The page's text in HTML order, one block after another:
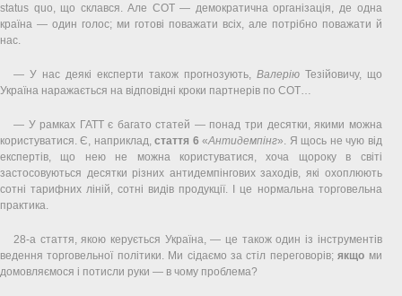
status quo, що склався. Але СОТ — демократична організація, де одна
країна — один голос; ми готові поважати всіх, але потрібно поважати й
нас.
— У нас деякі експерти також прогнозують, ВалеріюТезійовичу, що
Україна наражається на відповідні кроки партнерів по СОТ…
— У рамках ГАТТ є багато статей — понад три десятки, якими можна
користуватися. Є, наприклад,стаття 6 «Антидемпінг». Я щось не чую від
експертів, що нею не можна користуватися, хоча щороку в світі
застосовуються десятки різних антидемпінгових заходів, які охоплюють
сотні тарифних ліній, сотні видів продукції. І це нормальна торговельна
практика.
28-а стаття, якою керується Україна, — це також один із інструментів
ведення торговельної політики. Ми сідаємо за стіл переговорів;якщо ми
домовляємося і потисли руки — в чому проблема?